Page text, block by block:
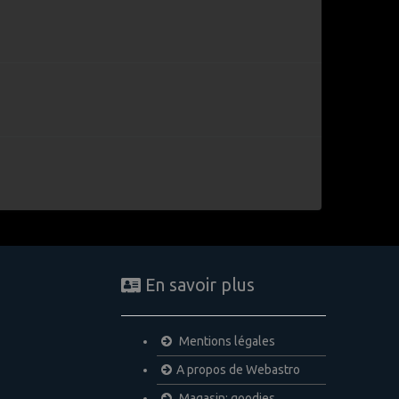
En savoir plus
Mentions légales
A propos de Webastro